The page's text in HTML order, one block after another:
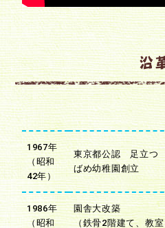
1967年
（昭和
42年）
東京都公認 足立つ
ばめ幼稚園創立
1986年
（昭和
園舎大改築
（鉄骨2階建て、教室